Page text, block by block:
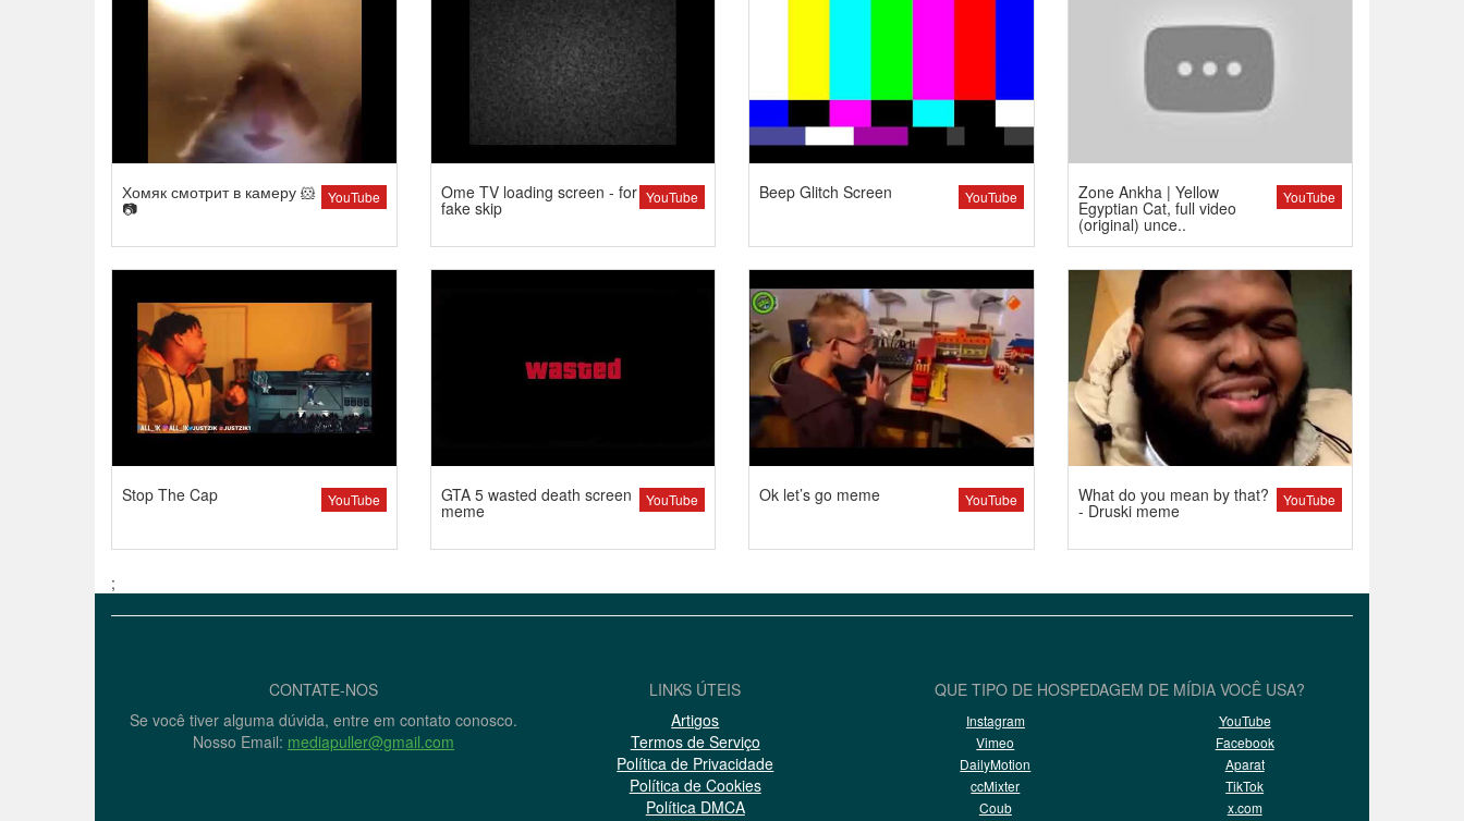
YouTube
Хомяк смотрит в камеру 🐹
📷
YouTube
Ome TV loading screen - for
fake skip
YouTube
Beep Glitch Screen YouTube
Zone Ankha | Yellow
Egyptian Cat, full video
(original) unce..
YouTube
Stop The Cap YouTube
GTA 5 wasted death screen
meme
YouTube
Ok let’s go meme YouTube
What do you mean by that?
- Druski meme
;
CONTATE-NOS
Se você tiver alguma dúvida, entre em contato conosco.
Nosso Email: mediapuller@gmail.com
LINKS ÚTEIS
Artigos
Termos de Serviço
Política de Privacidade
Política de Cookies
Política DMCA
QUE TIPO DE HOSPEDAGEM DE MÍDIA VOCÊ USA?
Instagram
YouTube
Vimeo
Facebook
DailyMotion
Aparat
ccMixter
TikTok
Coub
x.com